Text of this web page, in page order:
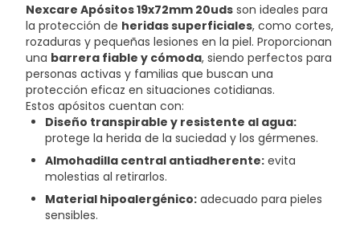
Nexcare Apósitos 19x72mm 20uds son ideales para
la protección de heridas superficiales, como cortes,
rozaduras y pequeñas lesiones en la piel. Proporcionan
una barrera fiable y cómoda, siendo perfectos para
personas activas y familias que buscan una
protección eficaz en situaciones cotidianas.
Estos apósitos cuentan con:
Diseño transpirable y resistente al agua:
protege la herida de la suciedad y los gérmenes.
Almohadilla central antiadherente: evita
molestias al retirarlos.
Material hipoalergénico: adecuado para pieles
sensibles.